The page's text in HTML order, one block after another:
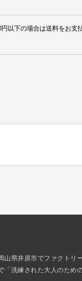
以下の場合は送料をお支
山県井原市でファクトリ
「洗練された大人のため